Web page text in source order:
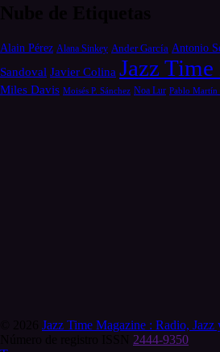
Alain Pérez Alana Sinkey Ander García Antonio
Sandoval Javier Colina Jazz
Miles Davis Moisés P. Sánchez Noa Lur Pablo Martín
Jazz Time Magazine : Radio, Jazz
2444-9350